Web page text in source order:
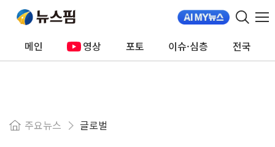
메인 영상 포토 이슈·심층 전국
주요뉴스 글로벌